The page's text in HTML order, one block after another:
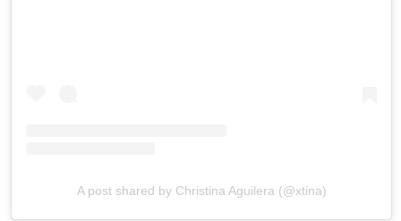
A post shared by Christina Aguilera (@xtina)